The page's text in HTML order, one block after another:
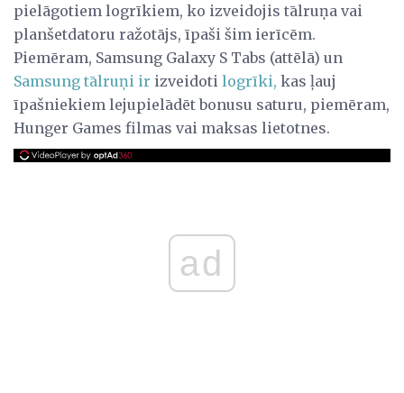
pielāgotiem logrīkiem, ko izveidojis tālruņa vai
planšetdatoru ražotājs, īpaši šim ierīcēm.
Piemēram, Samsung Galaxy S Tabs (attēlā) un
Samsung tālruņi ir izveidoti logrīki, kas ļauj
īpašniekiem lejupielādēt bonusu saturu, piemēram,
Hunger Games filmas vai maksas lietotnes.
ad